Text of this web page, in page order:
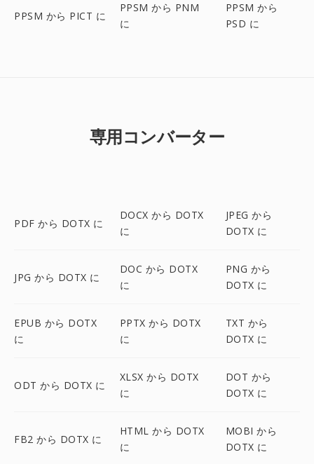
PPSM から PICT に
PPSM から PNM
に
PPSM から
PSD に
専用コンバーター
PDF から DOTX に
DOCX から DOTX
に
JPEG から
DOTX に
JPG から DOTX に
DOC から DOTX
に
PNG から
DOTX に
EPUB から DOTX
に
PPTX から DOTX
に
TXT から
DOTX に
ODT から DOTX に
XLSX から DOTX
に
DOT から
DOTX に
FB2 から DOTX に
HTML から DOTX
に
MOBI から
DOTX に